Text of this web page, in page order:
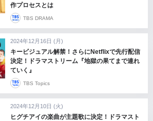
作プロセスとは
TBS DRAMA
2024年12月16日 (月)
キービジュアル解禁！さらにNetflixで先行配信
決定！ドラマストリーム『地獄の果てまで連れ
ていく』
TBS Topics
2024年12月10日 (火)
ヒグチアイの楽曲が主題歌に決定！ドラマスト